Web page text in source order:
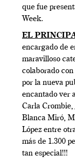
que fue
Week.
EL
encargado de
maravilloso
colaborado
por la nueva
encantado ver
Carla
Blanca Miró,
López entre
más de 1.300
tan especial!!!